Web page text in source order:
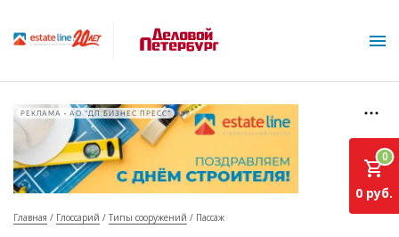
РЕКЛАМА • АО "ДП БИЗНЕС ПРЕСС"
Главная Глоссарий Типы сооружений Пассаж
0
0 руб.